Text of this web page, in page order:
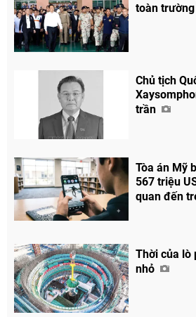
toàn
Chủ tịch
trần
Tòa án Mỹ
567 triệu
quan đến
Thời của lò
nhỏ